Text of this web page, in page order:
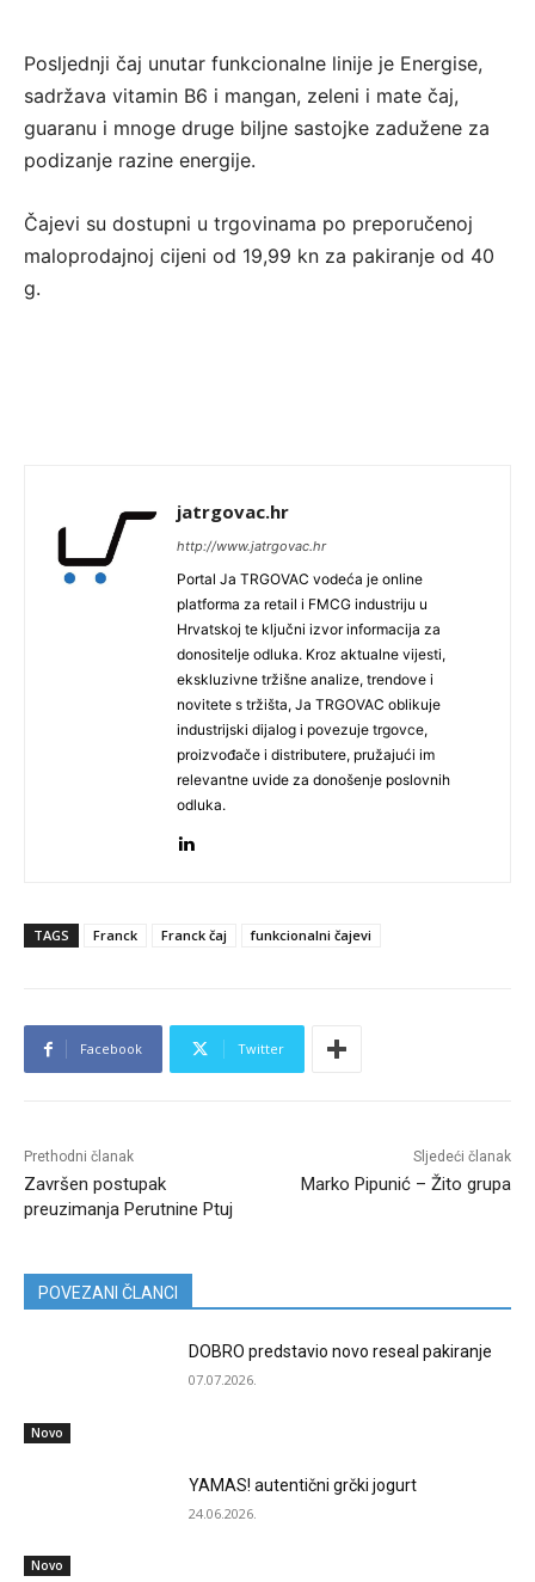
Posljednji čaj unutar funkcionalne linije je Energise,
sadržava vitamin B6 i mangan, zeleni i mate čaj,
guaranu i mnoge druge biljne sastojke zadužene za
podizanje razine energije.
Čajevi su dostupni u trgovinama po preporučenoj
maloprodajnoj cijeni od 19,99 kn za pakiranje od 40
g.
jatrgovac.hr
http://www.jatrgovac.hr
Portal Ja TRGOVAC vodeća je online
platforma za retail i FMCG industriju u
Hrvatskoj te ključni izvor informacija za
donositelje odluka. Kroz aktualne vijesti,
ekskluzivne tržišne analize, trendove i
novitete s tržišta, Ja TRGOVAC oblikuje
industrijski dijalog i povezuje trgovce,
proizvođače i distributere, pružajući im
relevantne uvide za donošenje poslovnih
odluka.
TAGS Franck Franck čaj funkcionalni čajevi
Facebook Twitter
Prethodni članak
Završen postupak
preuzimanja Perutnine Ptuj
Sljedeći članak
Marko Pipunić – Žito grupa
POVEZANI ČLANCI
Novo
DOBRO predstavio novo reseal pakiranje
07.07.2026.
Novo
YAMAS! autentični grčki jogurt
24.06.2026.